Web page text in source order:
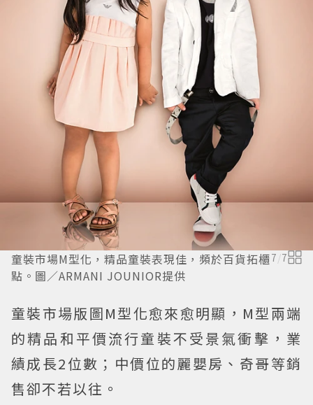
童裝市場M型化，精品童裝表現佳，頻於百貨拓櫃
點。圖／ARMANI JOUNIOR提供
7/7
童裝市場版圖M型化愈來愈明顯，M型兩端
的精品和平價流行童裝不受景氣衝擊，業
績成長2位數；中價位的麗嬰房、奇哥等銷
售卻不若以往。